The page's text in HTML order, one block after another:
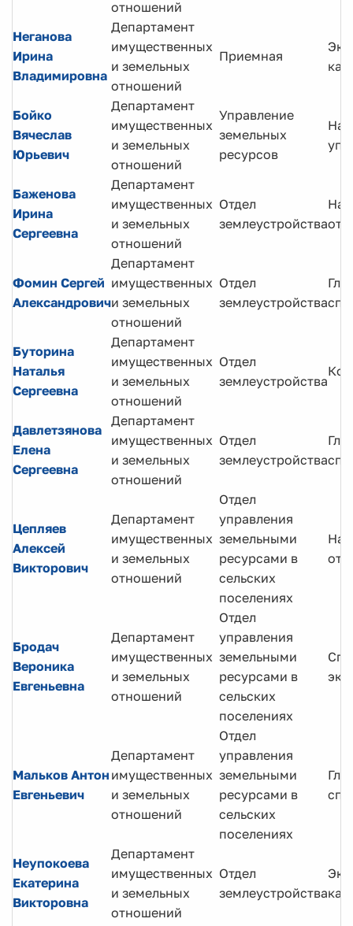
отношений
Неганова
Ирина
Владимировна
Департамент
имущественных
и земельных
отношений
Приемная
Бойко
Вячеслав
Юрьевич
Департамент
имущественных
и земельных
отношений
Управление
земельных
ресурсов
Баженова
Ирина
Сергеевна
Департамент
имущественных
и земельных
отношений
Отдел
землеустройства
Фомин Сергей
Александрович
Департамент
имущественных
и земельных
отношений
Отдел
землеустройства
Буторина
Наталья
Сергеевна
Департамент
имущественных
и земельных
отношений
Отдел
землеустройства
Давлетзянова
Елена
Сергеевна
Департамент
имущественных
и земельных
отношений
Отдел
землеустройства
Цепляев
Алексей
Викторович
Департамент
имущественных
и земельных
отношений
Отдел
управления
земельными
ресурсами в
сельских
поселениях
Бродач
Вероника
Евгеньевна
Департамент
имущественных
и земельных
отношений
Отдел
управления
земельными
ресурсами в
сельских
поселениях
Мальков Антон
Евгеньевич
Департамент
имущественных
и земельных
отношений
Отдел
управления
земельными
ресурсами в
сельских
поселениях
Неупокоева
Екатерина
Викторовна
Департамент
имущественных
и земельных
отношений
Отдел
землеустройства